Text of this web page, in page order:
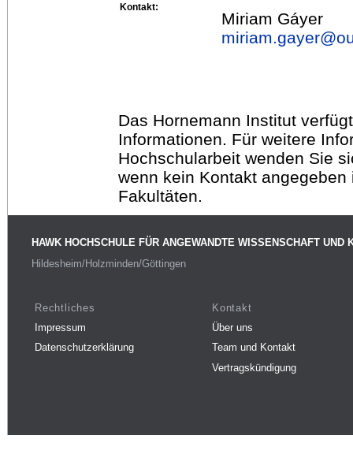
Kontakt:
Miriam Gáyer
miriam.gayer@
Das Hornemann Institut
Informationen. Für weitere
Hochschularbeit wenden Sie
wenn kein Kontakt
Fakultäten.
HAWK HOCHSCHULE FÜR ANGEWANDTE WISSENSCHAFT UND
Hildesheim/Holzminden/Göttingen
Rechtliches
Impressum
Datenschutzerklärung
Kontakt
Über uns
Team und Kontakt
Vertragskündigung